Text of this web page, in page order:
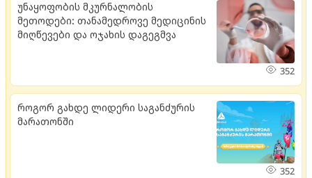
უნაყოფობის მკურნალობის
მეთოდები: თანამედროვე მედიცინის
მიღწევები და ოჯახის დაგეგმვა
352
როგორ გახდე ლიდერი საგანძურის
მარათონში
352